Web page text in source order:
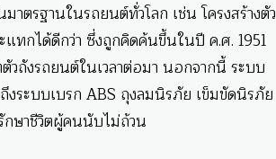
ตรฐานในรถยนต์ทั่วโลก เช่น โครงสร้างตัว
ทกได้ดีกว่า ซึ่งถูกคิดค้นขึ้นในปี ค.ศ. 1951
วถังรถยนต์ในเวลาต่อมา นอกจากนี้ ระบบ
ระบบเบรก ABS ถุงลมนิรภัย เข็มขัดนิรภัย
ษาชีวิตผู้คนนับไม่ถ้วน